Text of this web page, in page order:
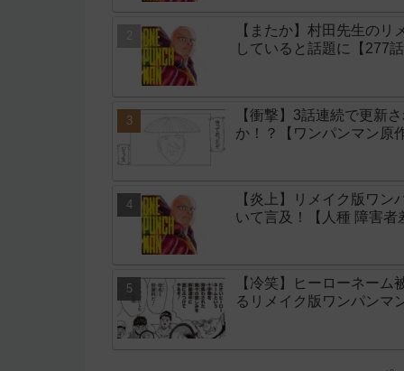
【またか】村田先生の
していると話題に【277
【衝撃】3話連続で更新
か！？【ワンパンマン原
【炎上】リメイク版ワ
いて言及！【人種 障害者
【冷笑】ヒーローネー
るリメイク版ワンパンマ